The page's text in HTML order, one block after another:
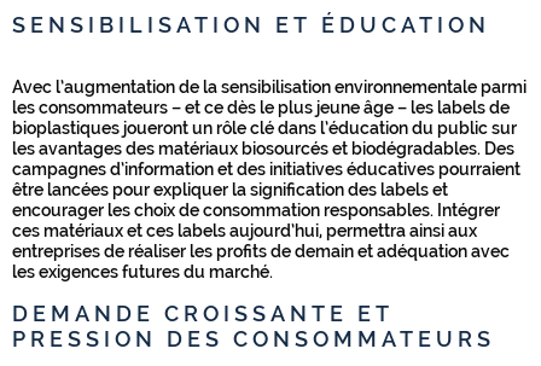
SENSIBILISATION ET ÉDUCATION
Avec l’augmentation de la sensibilisation environnementale parmi
les consommateurs – et ce dès le plus jeune âge – les labels de
bioplastiques joueront un rôle clé dans l’éducation du public sur
les avantages des matériaux biosourcés et biodégradables. Des
campagnes d’information et des initiatives éducatives pourraient
être lancées pour expliquer la signification des labels et
encourager les choix de consommation responsables. Intégrer
ces matériaux et ces labels aujourd’hui, permettra ainsi aux
entreprises de réaliser les profits de demain et adéquation avec
les exigences futures du marché.
DEMANDE CROISSANTE ET
PRESSION DES CONSOMMATEURS